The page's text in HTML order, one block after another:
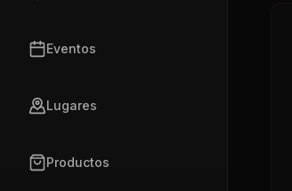
Eventos
Lugares
Productos